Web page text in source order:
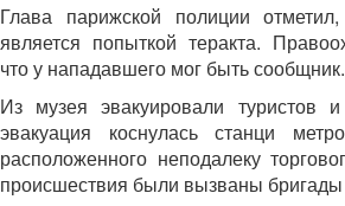
Глава парижской полиции
является попыткой теракта.
что у нападавшего мог быть сообщник.
Из музея эвакуировали туристов
эвакуация коснулась станци
расположенного неподалеку
происшествия были вызваны бригады